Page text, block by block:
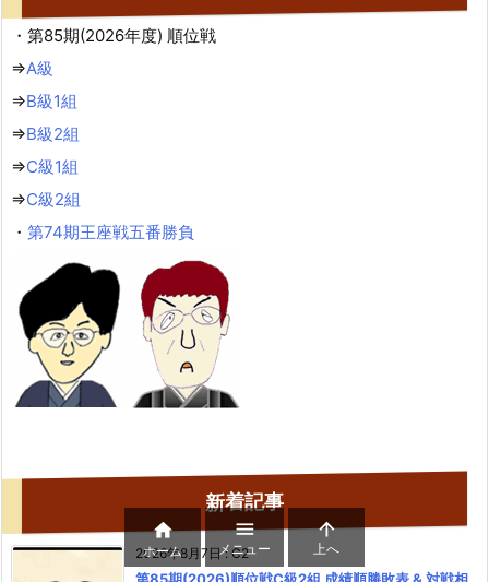
・第85期(2026年度) 順位戦
⇒A級
⇒B級1組
⇒B級2組
⇒C級1組
⇒C級2組
・ 第74期王座戦五番勝負
新着記事
2026年8月7日: C2

ホーム

メニュー

上へ